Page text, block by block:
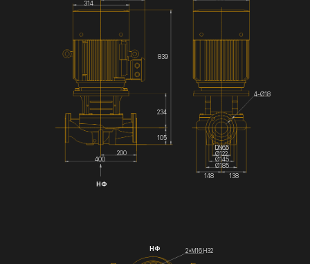
DN65
314
839
4-Ø18
234
105
200
400
Ø122
Ø145
Ø185
148
138
НФ
НФ 2×М16 Н32